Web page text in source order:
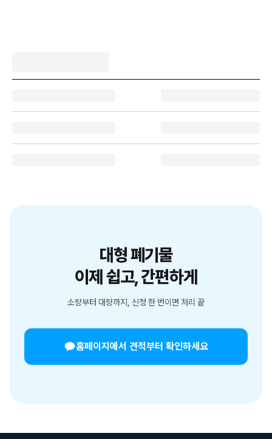
대형 폐기물
이제 쉽고, 간편하게
소량부터 대량까지, 신청 한 번이면 처리 끝
홈페이지에서 견적부터 확인하세요